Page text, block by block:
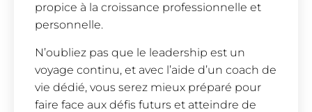
propice à la croissance professionnelle et
personnelle.
N’oubliez pas que le leadership est un
voyage continu, et avec l’aide d’un coach de
vie dédié, vous serez mieux préparé pour
faire face aux défis futurs et atteindre de